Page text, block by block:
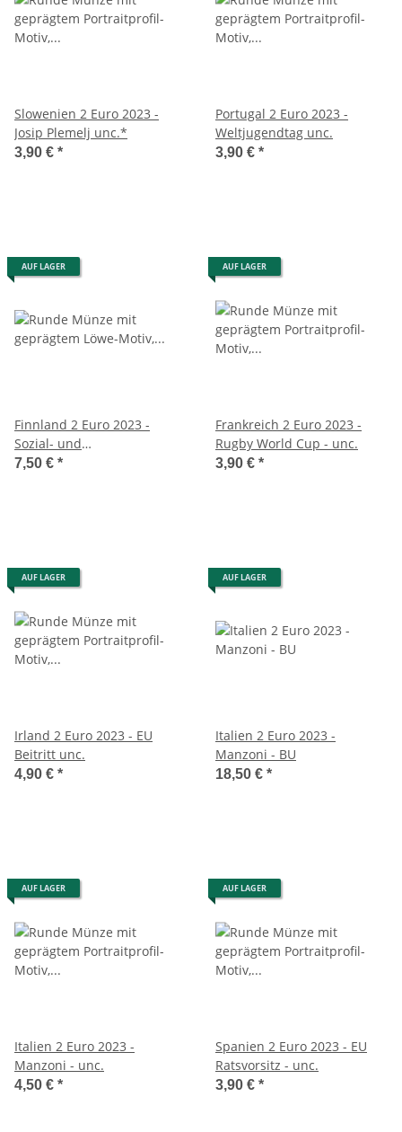
Slowenien 2 Euro 2023 -
Josip Plemelj unc.*
3,90 € *
Portugal 2 Euro 2023 -
Weltjugendtag unc.
3,90 € *
AUF LAGER
Finnland 2 Euro 2023 -
Sozial- und
7,50 € *
AUF LAGER
Frankreich 2 Euro 2023 -
Rugby World Cup - unc.
3,90 € *
AUF LAGER
Irland 2 Euro 2023 - EU
Beitritt unc.
4,90 € *
AUF LAGER
Italien 2 Euro 2023 -
Manzoni - BU
18,50 € *
AUF LAGER
Italien 2 Euro 2023 -
Manzoni - unc.
4,50 € *
AUF LAGER
Spanien 2 Euro 2023 - EU
Ratsvorsitz - unc.
3,90 € *